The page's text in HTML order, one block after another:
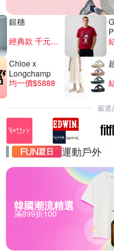
銀穗
經典款 千元有找
Chloe x
Longchamp
均一價$5888
嚴選
運動戶外
韓國潮流精選
滿899折100